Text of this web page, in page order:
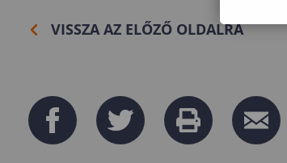
VISSZA AZ ELŐZŐ OLDALRA